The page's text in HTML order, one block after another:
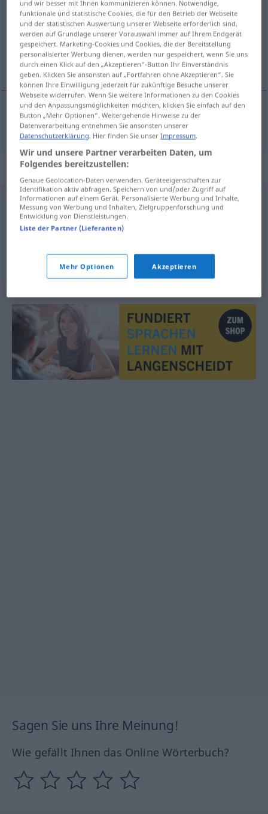
Übersicht aller Übersetzungen
(Für mehr Details die Übersetzung anklicken/antippen)
nizina, depresja
nizina,depresja Senke GEOG
Synonyme für "Senke"
Depression (fachspr.)
© OpenThesaurus.de
Sagen Sie uns Ihre Meinung!
Wie gefällt Ihnen das Online Wörterbuch?
und wir besser mit Ihnen kommunizieren können. Notwendige,
funktionale und statistische Cookies, die für den Betrieb der Webseite
und der statistischen Auswertung unserer Webseite erforderlich sind,
werden auf Grundlage unserer Vorauswahl immer auf Ihrem Endgerät
gespeichert. Marketing-Cookies und Cookies, die der Bereitstellung
personalisierter Werbung dienen, werden nur gespeichert, wenn Sie uns
durch einen Klick auf den „Akzeptieren“-Button Ihr Einverständnis
geben. Klicken Sie ansonsten auf „Fortfahren ohne Akzeptieren“. Sie
können Ihre Einwilligung jederzeit für zukünftige Besuche unserer
Webseite widerrufen. Wenn Sie weitere Informationen zu den Cookies
und den Anpassungsmöglichkeiten möchten, klicken Sie einfach auf den
Button „Mehr Optionen“. Weitergehende Hinweise zu der
Datenverarbeitung entnehmen Sie ansonsten unserer
Datenschutzerklärung. Hier finden Sie unserImpressum.
Wir und unsere Partner verarbeiten Daten, um
Folgendes bereitzustellen:
Genaue Geolocation-Daten verwenden. Geräteeigenschaften zur
Identifikation aktiv abfragen. Speichern von und/oder Zugriff auf
Informationen auf einem Gerät. Personalisierte Werbung und Inhalte,
Messung von Werbung und Inhalten, Zielgruppenforschung und
Entwicklung von Dienstleistungen.
Liste der Partner (Lieferanten)
Mehr Optionen Akzeptieren